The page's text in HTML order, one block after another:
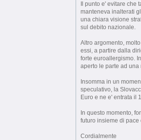
Il punto e' evitare
manteneva inalterati
una chiara visione
sul debito nazionale.
Altro argomento,
essi, a partire dalla
forte euroallergismo.
aperto le parte ad
Insomma in un
speculativo, la
Euro e ne e' entrata il
In questo momento,
futuro insieme di
Cordialmente